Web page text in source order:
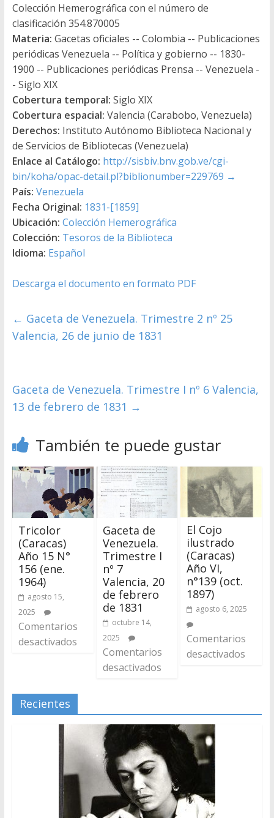
Colección Hemerográfica con el número de
clasificación 354.870005
Materia: Gacetas oficiales -- Colombia -- Publicaciones
periódicas Venezuela -- Política y gobierno -- 1830-
1900 -- Publicaciones periódicas Prensa -- Venezuela -
- Siglo XIX
Cobertura temporal: Siglo XIX
Cobertura espacial: Valencia (Carabobo, Venezuela)
Derechos: Instituto Autónomo Biblioteca Nacional y
de Servicios de Bibliotecas (Venezuela)
Enlace al Catálogo: http://sisbiv.bnv.gob.ve/cgi-
bin/koha/opac-detail.pl?biblionumber=229769 →
País: Venezuela
Fecha Original: 1831-[1859]
Ubicación: Colección Hemerográfica
Colección: Tesoros de la Biblioteca
Idioma: Español
Descarga el documento en formato PDF
← Gaceta de Venezuela. Trimestre 2 nº 25
Valencia, 26 de junio de 1831
Gaceta de Venezuela. Trimestre I nº 6 Valencia,
13 de febrero de 1831 →
También te puede gustar
Tricolor
(Caracas)
Año 15 N°
156 (ene.
1964)
agosto 15,
2025
Comentarios
desactivados
Gaceta de
Venezuela.
Trimestre I
nº 7
Valencia, 20
de febrero
de 1831
octubre 14,
2025
Comentarios
desactivados
El Cojo
ilustrado
(Caracas)
Año VI,
n°139 (oct.
1897)
agosto 6, 2025
Comentarios
desactivados
Recientes